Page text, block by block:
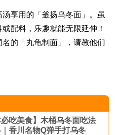
享用的「釜扬乌冬面」。虽
配料，乐趣就能无限延伸！
的「丸龟制面」，请教他们
必吃美食】木桶乌冬面吃法
香川名物Q弹手打乌冬